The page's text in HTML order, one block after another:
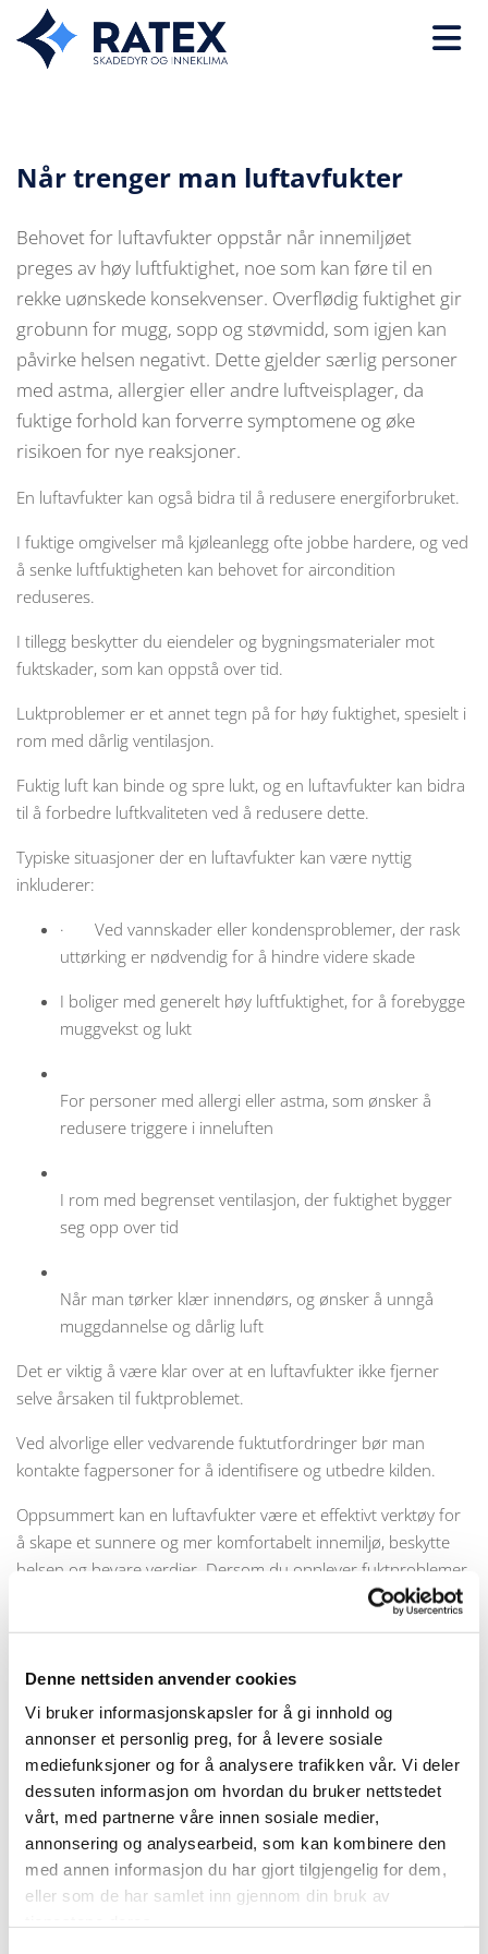
Denne nettsiden anvender cookies
Vi bruker informasjonskapsler for å gi innhold og
annonser et personlig preg, for å levere sosiale
mediefunksjoner og for å analysere trafikken vår. Vi deler
dessuten informasjon om hvordan du bruker nettstedet
vårt, med partnerne våre innen sosiale medier,
annonsering og analysearbeid, som kan kombinere den
med annen informasjon du har gjort tilgjengelig for dem,
eller som de har samlet inn gjennom din bruk av
Når trenger man luftavfukter
Behovet for luftavfukter oppstår når innemiljøet
preges av høy luftfuktighet, noe som kan føre til en
rekke uønskede konsekvenser. Overflødig fuktighet gir
grobunn for mugg, sopp og støvmidd, som igjen kan
påvirke helsen negativt. Dette gjelder særlig personer
med astma, allergier eller andre luftveisplager, da
fuktige forhold kan forverre symptomene og øke
risikoen for nye reaksjoner.
En luftavfukter kan også bidra til å redusere energiforbruket.
I fuktige omgivelser må kjøleanlegg ofte jobbe hardere, og ved
å senke luftfuktigheten kan behovet for aircondition
reduseres.
I tillegg beskytter du eiendeler og bygningsmaterialer mot
fuktskader, som kan oppstå over tid.
Luktproblemer er et annet tegn på for høy fuktighet, spesielt i
rom med dårlig ventilasjon.
Fuktig luft kan binde og spre lukt, og en luftavfukter kan bidra
til å forbedre luftkvaliteten ved å redusere dette.
Typiske situasjoner der en luftavfukter kan være nyttig
inkluderer:
· Ved vannskader eller kondensproblemer, der rask
uttørking er nødvendig for å hindre videre skade
I boliger med generelt høy luftfuktighet, for å forebygge
muggvekst og lukt
For personer med allergi eller astma, som ønsker å
redusere triggere i inneluften
I rom med begrenset ventilasjon, der fuktighet bygger
seg opp over tid
Når man tørker klær innendørs, og ønsker å unngå
muggdannelse og dårlig luft
Det er viktig å være klar over at en luftavfukter ikke fjerner
selve årsaken til fuktproblemet.
Ved alvorlige eller vedvarende fuktutfordringer bør man
kontakte fagpersoner for å identifisere og utbedre kilden.
Oppsummert kan en luftavfukter være et effektivt verktøy for
å skape et sunnere og mer komfortabelt innemiljø, beskytte
helsen og bevare verdier. Dersom du opplever fuktproblemer
i boligen, kan det være en god investering å vurdere en
Gjennom vårt samarbeid med Bedre Inneklima AS kan vi i
for et sunnere inneklima. Vi tar oss av alt, fra levering til
profesjonell installasjon.